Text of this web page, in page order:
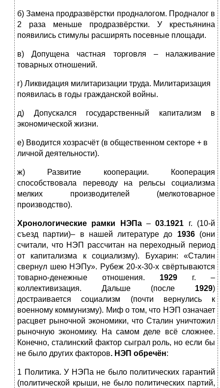
б) Замена продразвёрстки продналогом. Продналог в
2 раза меньше продразвёрстки. У крестьянина
появились стимулы расширять посевные площади.
в) Допущена частная торговля – налаживание
товарных отношений.
г) Ликвидация милитаризации труда. Милитаризация
появилась в годы гражданской войны.
д) Допускался государственный капитализм в
экономической жизни.
е) Вводится хозрасчёт (в общественном секторе + в
личной деятельности).
ж) Развитие кооперации. Кооперация
способствовала переводу на рельсы социализма
мелких производителей (мелкотоварное
производство).
Хронологические рамки НЭПа–03.1921 г. (10-й
съезд партии)– в нашей литературе до 1936(они
считали, что НЭП рассчитан на переходный период
от капитализма к социализму). Бухарин: «Сталин
свернул шею НЭПу». Рубеж 20-х-30-х свёртываются
товарно-денежные отношения. 1929 г. –
коллективизация. Дальше (после 1929)
достраивается социализм (почти вернулись к
военному коммунизму). Миф о том, что НЭП означает
расцвет рыночной экономики, что Сталин уничтожил
рыночную экономику. На самом деле всё сложнее.
Конечно, сталинский фактор сыграл роль, но если бы
не было других факторов. НЭП обречён:
1 Политика. У НЭПа не было политических гарантий
(политической крыши, не было политических партий,